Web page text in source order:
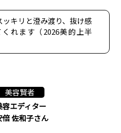
キリと澄み渡り、抜け感
れます（2026美的上半
美容賢者
容エディター
倍 佐和子さん